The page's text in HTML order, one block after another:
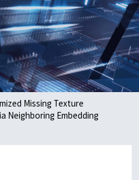
Missing Texture
Neighboring Embedding